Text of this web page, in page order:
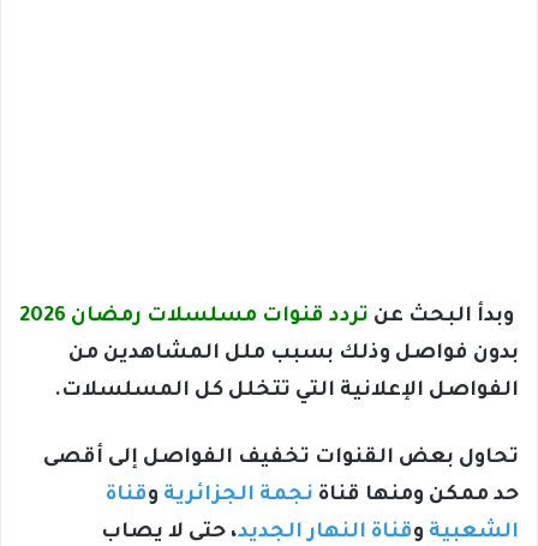
وبدأ البحث عن تردد قنوات مسلسلات رمضان 2026
بدون فواصل وذلك بسبب ملل المشاهدين من
الفواصل الإعلانية التي تتخلل كل المسلسلات.
تحاول بعض القنوات تخفيف الفواصل إلى أقصى
حد ممكن ومنها قناة نجمة الجزائرية وقناة
الشعبية وقناة النهار الجديد، حتى لا يصاب